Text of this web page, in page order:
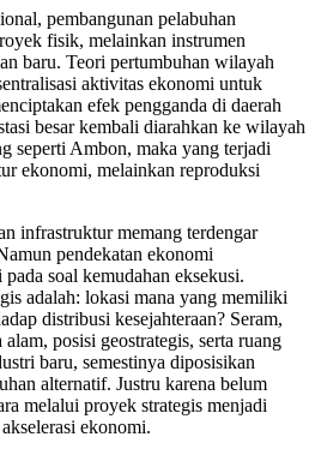
pembangunan pelabuhan
fisik, melainkan instrumen
baru. Teori pertumbuhan wilayah
aktivitas ekonomi untuk
efek pengganda di daerah
besar kembali diarahkan ke wilayah
seperti Ambon, maka yang terjadi
ekonomi, melainkan reproduksi
infrastruktur memang terdengar
pendekatan ekonomi
soal kemudahan eksekusi.
adalah: lokasi mana yang memiliki
distribusi kesejahteraan? Seram,
posisi geostrategis, serta ruang
baru, semestinya diposisikan
alternatif. Justru karena belum
melalui proyek strategis menjadi
ekonomi.